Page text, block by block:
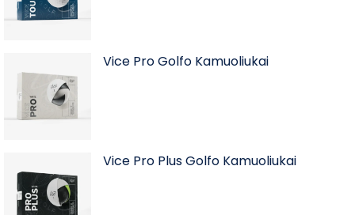
Vice Pro Golfo Kamuoliukai
Vice Pro Plus Golfo Kamuoliukai